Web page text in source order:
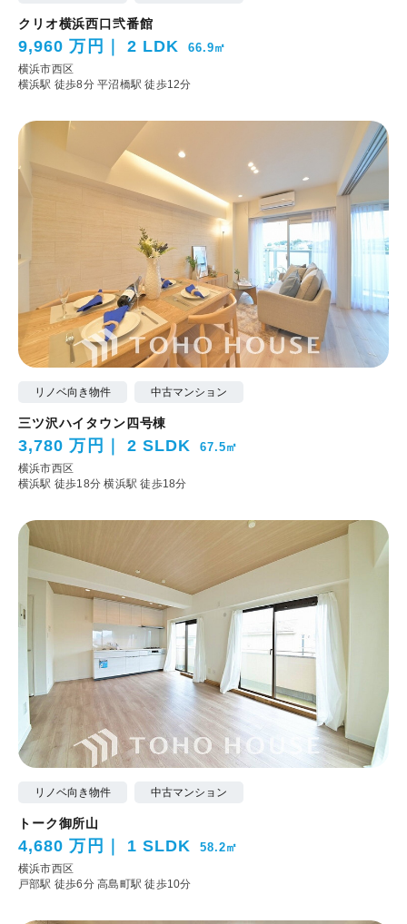
クリオ横浜西口弐番館
9,960 万円 2 LDK 66.9㎡
横浜市西区
横浜駅 徒歩8分平沼橋駅 徒歩12分
リノベ向き物件 中古マンション
三ツ沢ハイタウン四号棟
3,780 万円 2 SLDK 67.5㎡
横浜市西区
横浜駅 徒歩18分横浜駅 徒歩18分
リノベ向き物件 中古マンション
トーク御所山
4,680 万円 1 SLDK 58.2㎡
横浜市西区
戸部駅 徒歩6分高島町駅 徒歩10分